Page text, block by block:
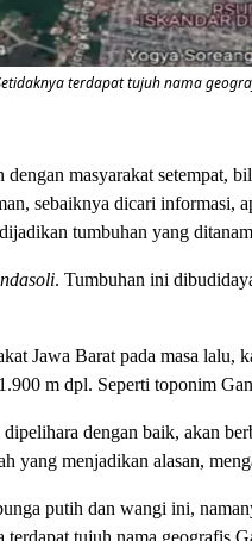
terdapat tujuh nama
masyarakat
sebaiknya dicari
tumbuhan yang
. Tumbuhan ini
Jawa Barat pada masa lalu,
m dpl. Seperti toponim
dengan baik, akan
yang menjadikan alasan,
putih dan wangi ini,